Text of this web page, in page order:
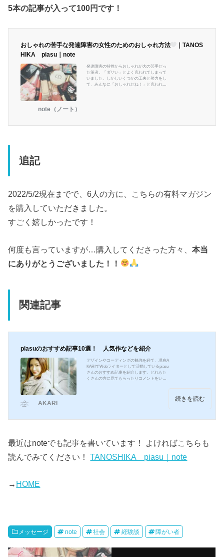
5本の記事が入って100円です！
おしゃれの苦手な発達障害の女性のためのおしゃれ方法
｜TANOS
HIKA piasu｜note
発達障害の特性からおしゃれが大の苦手だっ
た筆者。「ダサい」とよく言われてしまって
いました。しかしいくつかの工夫と努力をし
て、みんなに「おしゃれだね！」と言われる
法」「簡単ライフハック」が詰まったこのマ
note（ノート）
追記
2022/5/2現在までで、6人の方に、こちらの有料マガジン
を購入していただきました。
すごく嬉しかったです！
何度も言っていますが…購入してくださった方々、本当
にありがとうございました！！
関連記事
piasuのおすすめ記事10選！ 人気作などを紹介
デザインやコーディングの勉強を経て、現在A
KARIでWebライターとして活動しているpiasu
さんのおすすめ記事を紹介します。どれもた
くさんの方に見てもらったりコメントをいた
私〜自身の障害と向き合い努力した日々を綴
続きを読む
AKARI
最近はnoteでも記事を書いています！ よければこちらも
読んでみてください！TANOSHIKA piasu｜note
→ HOME
メッセージ note 社会 経験談 障がい者